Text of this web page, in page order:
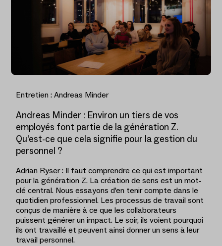
Entretien : Andreas Minder
Andreas Minder : Environ un tiers de vos
employés font partie de la génération Z.
Qu'est-ce que cela signifie pour la gestion du
personnel ?
Adrian Ryser : Il faut comprendre ce qui est important
pour la génération Z. La création de sens est un mot-
clé central. Nous essayons d'en tenir compte dans le
quotidien professionnel. Les processus de travail sont
conçus de manière à ce que les collaborateurs
puissent générer un impact. Le soir, ils voient pourquoi
ils ont travaillé et peuvent ainsi donner un sens à leur
travail personnel.